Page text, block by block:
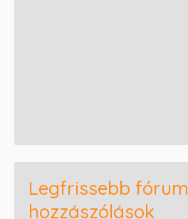
Legfrissebb fórum
hozzászólások